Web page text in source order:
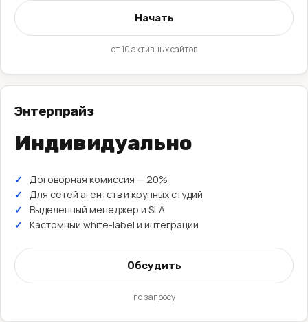
Начать
от 10 активных сайтов
Энтерпрайз
Индивидуально
Договорная комиссия — 20%
Для сетей агентств и крупных студий
Выделенный менеджер и SLA
Кастомный white-label и интеграции
Обсудить
по запросу